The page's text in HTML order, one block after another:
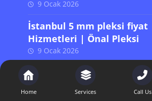
9 Ocak 2026
İstanbul 5 mm pleksi fiyat
Hizmetleri | Önal Pleksi
9 Ocak 2026
Son Yazılar
Home Services Call Us